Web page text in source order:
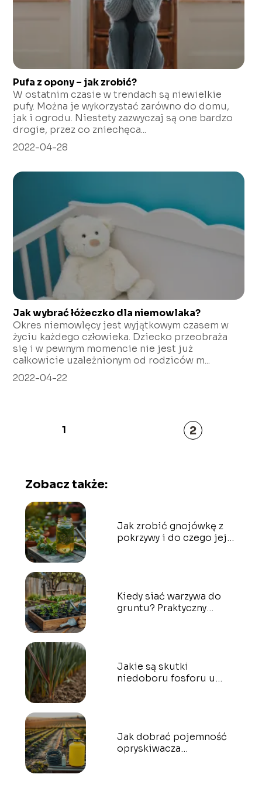
Pufa z opony – jak zrobić?
W ostatnim czasie w trendach są niewielkie
pufy. Można je wykorzystać zarówno do domu,
jak i ogrodu. Niestety zazwyczaj są one bardzo
drogie, przez co zniechęca...
2022-04-28
Jak wybrać łóżeczko dla niemowlaka?
Okres niemowlęcy jest wyjątkowym czasem w
życiu każdego człowieka. Dziecko przeobraża
się i w pewnym momencie nie jest już
całkowicie uzależnionym od rodziców m...
2022-04-22
1 2
Zobacz także:
Jak zrobić gnojówkę z
pokrzywy i do czego jej
Kiedy siać warzywa do
gruntu? Praktyczny
Jakie są skutki
niedoboru fosforu u
Jak dobrać pojemność
opryskiwacza